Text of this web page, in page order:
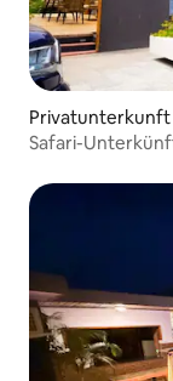
Privatunterkunft
Safari-